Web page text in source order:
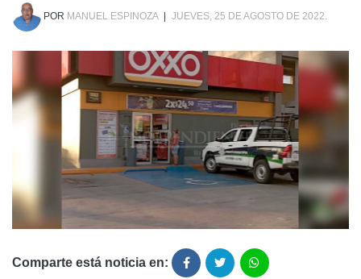
POR MANUEL ESPINOZA JUEVES, 25 DE AGOSTO DE 2022.
Comparte está noticia en: